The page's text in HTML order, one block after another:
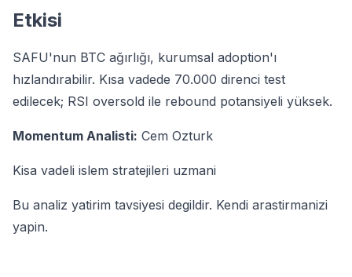
Etkisi
SAFU'nun BTC ağırlığı, kurumsal adoption'ı
hızlandırabilir. Kısa vadede 70.000 direnci test
edilecek; RSI oversold ile rebound potansiyeli yüksek.
Momentum Analisti: Cem Ozturk
Kisa vadeli islem stratejileri uzmani
Bu analiz yatirim tavsiyesi degildir. Kendi arastirmanizi
yapin.